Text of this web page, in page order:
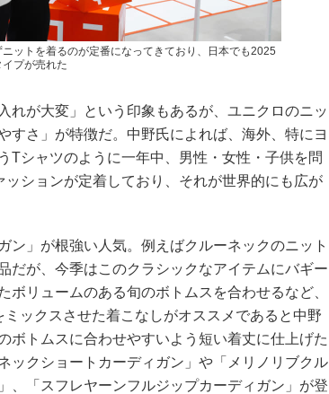
ットを着るのが定番になってきており、日本でも2025
プが売れた
が大変」という印象もあるが、ユニクロのニッ
すさ」が特徴だ。中野氏によれば、海外、特にヨ
Tシャツのように一年中、男性・女性・子供を問
ッションが定着しており、それが世界的にも広が
」が根強い人気。例えばクルーネックのニット
だが、今季はこのクラシックなアイテムにバギー
ボリュームのある旬のボトムスを合わせるなど、
ミックスさせた着こなしがオススメであると中野
ボトムスに合わせやすいよう短い着丈に仕上げた
ックショートカーディガン」や「メリノリブクル
、「スフレヤーンフルジップカーディガン」が登